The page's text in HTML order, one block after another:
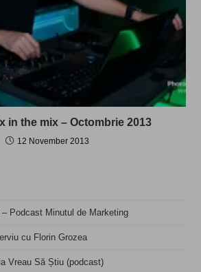
in the mix – Octombrie 2013
12 November 2013
Podcast Minutul de Marketing
cu Florin Grozea
Vreau Să Știu (podcast)